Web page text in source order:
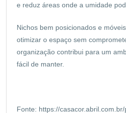
e reduz áreas onde a umidade
Nichos bem posicionados e
otimizar o espaço sem
organização contribui para um
fácil de manter.
Fonte: https://casacor.abril.com.br/